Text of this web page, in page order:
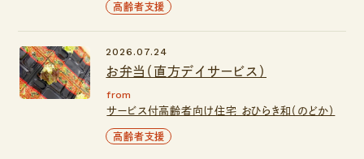
高齢者支援
お弁当（直方デイサービス）
2026.07.24
from
サービス付高齢者向け住宅 おひらき和（のどか）
高齢者支援